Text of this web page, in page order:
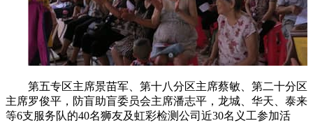
第五专区主席景苗军、第十八分区主席蔡敏、第二十分区
主席罗俊平，防盲助盲委员会主席潘志平，龙城、华天、泰来
等6支服务队的40名狮友及虹彩检测公司近30名义工参加活